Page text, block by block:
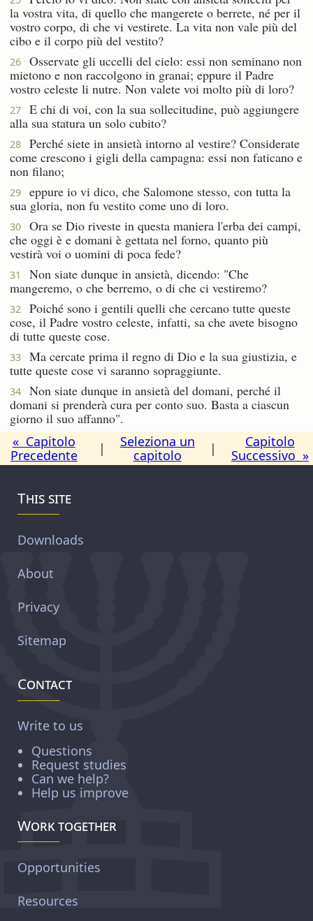
la vostra vita, di quello che mangerete o berrete, né per il
vostro corpo, di che vi vestirete. La vita non vale più del
cibo e il corpo più del vestito?
26
Osservate gli uccelli del cielo: essi non seminano non
mietono e non raccolgono in granai; eppure il Padre
vostro celeste li nutre. Non valete voi molto più di loro?
27
E chi di voi, con la sua sollecitudine, può aggiungere
alla sua statura un solo cubito?
28
Perché siete in ansietà intorno al vestire? Considerate
come crescono i gigli della campagna: essi non faticano e
non filano;
29
eppure io vi dico, che Salomone stesso, con tutta la
sua gloria, non fu vestito come uno di loro.
30
Ora se Dio riveste in questa maniera l'erba dei campi,
che oggi è e domani è gettata nel forno, quanto più
vestirà voi o uomini di poca fede?
31
Non siate dunque in ansietà, dicendo: "Che
mangeremo, o che berremo, o di che ci vestiremo?
32
Poiché sono i gentili quelli che cercano tutte queste
cose, il Padre vostro celeste, infatti, sa che avete bisogno
di tutte queste cose.
33
Ma cercate prima il regno di Dio e la sua giustizia, e
tutte queste cose vi saranno sopraggiunte.
34
Non siate dunque in ansietà del domani, perché il
domani si prenderà cura per conto suo. Basta a ciascun
giorno il suo affanno".
« Capitolo
Precedente
|
Seleziona un
capitolo
|
Capitolo
Successivo »
This site
Downloads
About
Privacy
Sitemap
Contact
Write to us
Questions
Request studies
Can we help?
Help us improve
Work together
Opportunities
Resources